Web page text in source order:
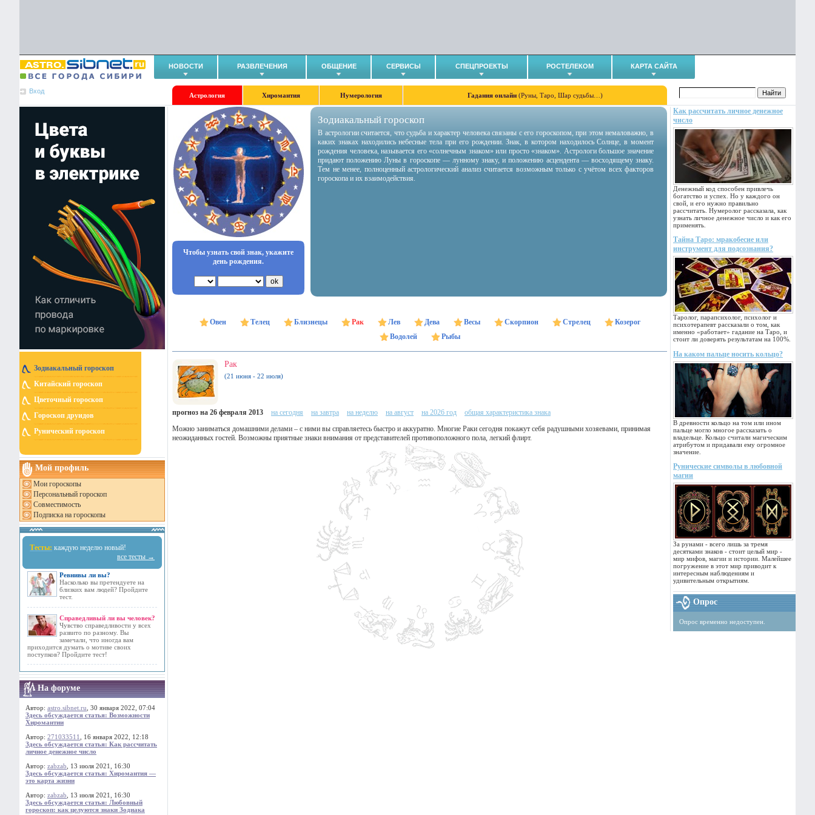
НОВОСТИ РАЗВЛЕЧЕНИЯ ОБЩЕНИЕ СЕРВИСЫ СПЕЦПРОЕКТЫ РОСТЕЛЕКОМ КАРТА САЙТА
Вход
Астрология Хиромантия Нумерология Гадания онлайн (Руны, Таро, Шар судьбы…)
Зодиакальный гороскоп
Китайский гороскоп
Цветочный гороскоп
Гороскоп друидов
Рунический гороскоп
Мой профиль
Мои гороскопы
Персональный гороскоп
Совместимость
Подписка на гороскопы
Тесты: каждую неделю новый!
все тесты →
Ревнивы ли вы?
Насколько вы претендуете на
близких вам людей? Пройдите
тест.
Справедливый ли вы человек?
Чувство справедливости у всех
развито по разному. Вы
замечали, что иногда вам
приходится думать о мотиве своих
поступков? Пройдите тест!
На форуме
Автор: astro.sibnet.ru , 30 января 2022, 07:04
Здесь обсуждается статья: Возможности
Хиромантии
Автор: 271033511
, 16 января 2022, 12:18
Здесь обсуждается статья: Как рассчитать
личное денежное число
Автор: zabzab , 13 июля 2021, 16:30
Здесь обсуждается статья: Хиромантия —
это карта жизни
Автор: zabzab , 13 июля 2021, 16:30
Здесь обсуждается статья: Любовный
гороскоп: как целуются знаки Зодиака
Как рассчитать личное денежное
число
Денежный код способен привлечь
богатство и успех. Но у каждого он
свой, и его нужно правильно
рассчитать. Нумеролог рассказала, как
узнать личное денежное число и как его
применять.
Тайна Таро: мракобесие или
инструмент для подсознания?
Таролог, парапсихолог, психолог и
психотерапевт рассказали о том, как
именно «работает» гадание на Таро, и
стоит ли доверять результатам на 100%.
На каком пальце носить кольцо?
В древности кольцо на том или ином
пальце могло многое рассказать о
владельце. Кольцо считали магическим
атрибутом и придавали ему огромное
значение.
Рунические символы в любовной
магии
За рунами - всего лишь за тремя
десятками знаков - стоит целый мир -
мир мифов, магии и истории. Малейшее
погружение в этот мир приводит к
интересным наблюдениям и
удивительным открытиям.
Опрос
Опрос временно недоступен.
Чтобы узнать свой знак, укажите
день рождения.
Зодиакальный гороскоп
В астрологии считается, что судьба и характер человека связаны с его гороскопом, при этом немаловажно, в
каких знаках находились небесные тела при его рождении. Знак, в котором находилось Солнце, в момент
рождения человека, называется его «солнечным знаком» или просто «знаком». Астрологи большое значение
придают положению Луны в гороскопе — лунному знаку, и положению асцендента — восходящему знаку.
Тем не менее, полноценный астрологический анализ считается возможным только с учётом всех факторов
гороскопа и их взаимодействия.
Овен Телец Близнецы Рак Лев Дева Весы Скорпион Стрелец
Козерог
Водолей
Рыбы
Рак
(21 июня - 22 июля)
прогноз на 26 февраля 2013 на сегодня на завтра на неделю на август на 2026 год
общая характеристика знака
Можно заниматься домашними делами – с ними вы справляетесь быстро и аккуратно. Многие Раки сегодня покажут себя радушными хозяевами, принимая
неожиданных гостей. Возможны приятные знаки внимания от представителей противоположного пола, легкий флирт.